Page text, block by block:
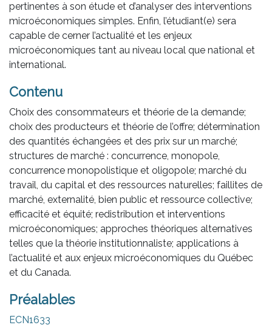
pertinentes à son étude et d’analyser des interventions
microéconomiques simples. Enfin, l’étudiant(e) sera
capable de cerner l’actualité et les enjeux
microéconomiques tant au niveau local que national et
international.
Contenu
Choix des consommateurs et théorie de la demande;
choix des producteurs et théorie de l’offre; détermination
des quantités échangées et des prix sur un marché;
structures de marché : concurrence, monopole,
concurrence monopolistique et oligopole; marché du
travail, du capital et des ressources naturelles; faillites de
marché, externalité, bien public et ressource collective;
efficacité et équité; redistribution et interventions
microéconomiques; approches théoriques alternatives
telles que la théorie institutionnaliste; applications à
l’actualité et aux enjeux microéconomiques du Québec
et du Canada.
Préalables
ECN1633